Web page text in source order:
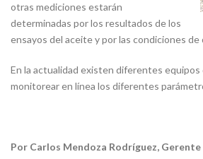
otras mediciones estarán
determinadas por los resultados de los
ensayos del aceite y por las condiciones
En la actualidad existen diferentes
monitorear en línea los diferentes
Por Carlos Mendoza Rodríguez,